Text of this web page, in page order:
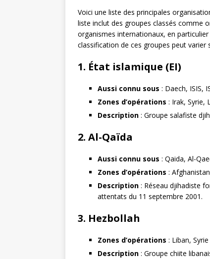
Voici une liste des principales
liste inclut des groupes classés comme
organismes internationaux, en
classification de ces groupes peut varier
1. État islamique (EI)
Aussi connu sous : Daech, ISIS,
Zones d’opérations : Irak, Syrie,
Description : Groupe salafiste
2. Al-Qaïda
Aussi connu sous : Qaida, Al-
Zones d’opérations :
Description : Réseau djihadiste
attentats du 11 septembre 2001.
3. Hezbollah
Zones d’opérations : Liban, Syrie
Description : Groupe chiite